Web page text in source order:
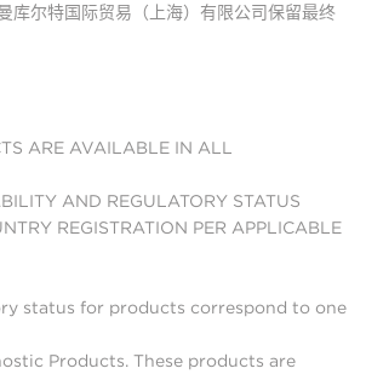
尔特国际贸易（上海）有限公司保留最终
ARE AVAILABLE IN ALL
AND REGULATORY STATUS
REGISTRATION PER APPLICABLE
status for products correspond to one
Products. These products are